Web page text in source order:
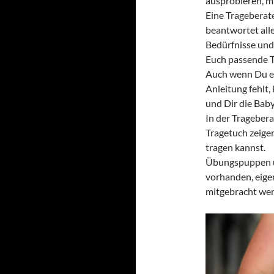
Eine
beantwortet
Bedürfnisse
Euch passende
Auch wenn Du
Anleitung fehlt,
und Dir die
In der
Tragetuch
tragen kannst.
Übungspuppen
vorhanden,
mitgebracht